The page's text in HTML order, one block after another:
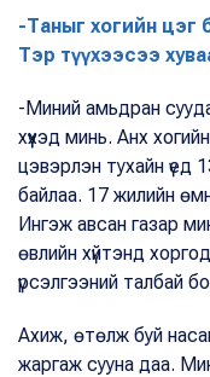
-Таныг хогийн цэг
Тэр түүхээсээ
-Миний амьдран
хүүхэд минь. Анх
цэвэрлэн тухайн үед
байлаа. 17 жилийн
Ингэж авсан газар
өвлийн хүйтэнд
үрсэлгээний талбай
Ахиж, өтөлж буй
жаргаж сууна даа.